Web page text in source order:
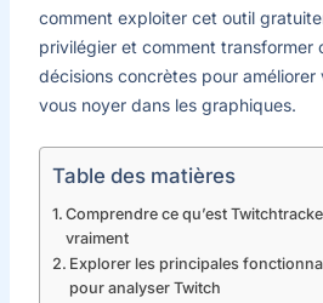
comment exploiter cet outil
privilégier et comment transformer
décisions concrètes pour améliorer
vous noyer dans les graphiques.
Table des matières
Comprendre ce qu’est
vraiment
Explorer les principales
pour analyser Twitch